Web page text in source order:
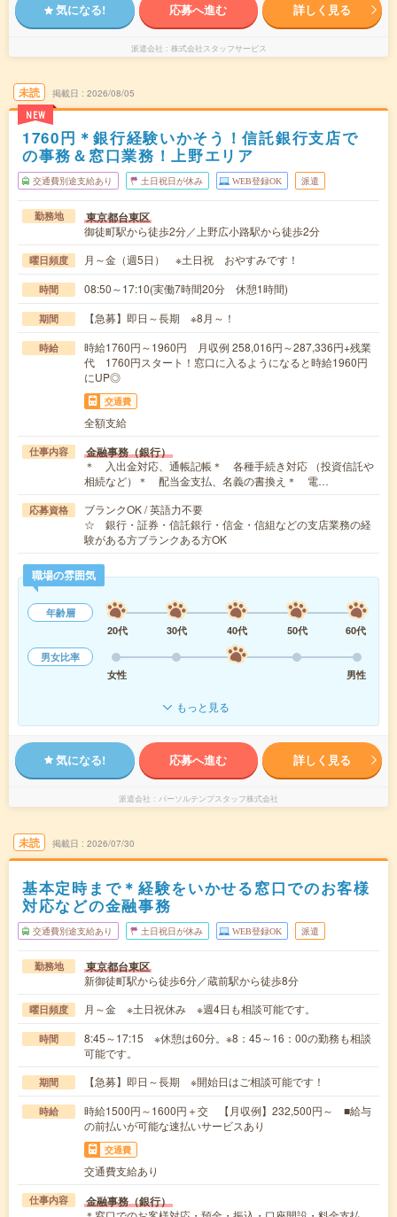
気になる! 応募へ進む 詳しく見る
派遣会社 株式会社スタッフサービス
未読
NEW
掲載日 2026/08/05
1760円＊銀行経験いかそう！信託銀行支店で
の事務＆窓口業務！上野エリア
交通費別途支給あり 土日祝日が休み WEB登録OK 派遣
勤務地 東京都台東区
御徒町駅から徒歩2分／上野広小路駅から徒歩2分
曜日頻度 月～金（週5日） ※土日祝 おやすみです！
時間 08:50～17:10(実働7時間20分 休憩1時間)
期間 【急募】即日～長期 ※8月～！
時給
時給1760円～1960円 月収例 258,016円～287,336円+残業
代 1760円スタート！窓口に入るようになると時給1960円
にUP◎
交通費
全額支給
仕事内容 金融事務（銀行）
＊ 入出金対応、通帳記帳＊ 各種手続き対応 （投資信託や
相続など）＊ 配当金支払、名義の書換え＊ 電…
応募資格
ブランクOK / 英語力不要
☆ 銀行・証券・信託銀行・信金・信組などの支店業務の経
験がある方ブランクある方OK
職場の雰囲気
年齢層
20代
30代 40代 50代
60代
男女比率
女性
男性
もっと見る
気になる! 応募へ進む 詳しく見る
派遣会社 パーソルテンプスタッフ株式会社
未読 掲載日 2026/07/30
基本定時まで＊経験をいかせる窓口でのお客様
対応などの金融事務
交通費別途支給あり 土日祝日が休み WEB登録OK 派遣
勤務地 東京都台東区
新御徒町駅から徒歩6分／蔵前駅から徒歩8分
曜日頻度 月～金 ※土日祝休み ※週4日も相談可能です。
時間
8:45～17:15 ※休憩は60分。※8：45～16：00の勤務も相談
可能です。
期間 【急募】即日～長期 ※開始日はご相談可能です！
時給
時給1500円～1600円＋交 【月収例】232,500円～ ■給与
の前払いが可能な速払いサービスあり
交通費
交通費支給あり
仕事内容 金融事務（銀行）